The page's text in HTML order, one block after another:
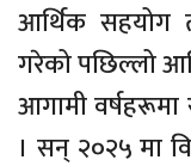
आर्थिक सहयोग
गरेको पछिल्लो
आगामी
। सन् २०२५ मा